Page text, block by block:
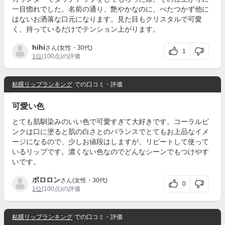
一目惚れでした。名前の通り、艶やかなのに、べたつかず他に
はないお洒落な口元になります。見た目もクリスタルで可愛
く、持っているだけでテンション上がります。
hihiさん(女性・30代)
1位(100点)の評価
1
粘膜リップランキング での口コミ・評価
可愛い色
とても肌馴染みのいい色で可愛すぎて大好きです。コーラルピ
ンクは口に塗ると肌の白さとのバランスでとてもお上品なイメ
ージになるので、少しお値段はしますが、リピートして使って
いるリップです。濃くない色なのでどんなシーンでもつけやす
いです。
ポロロンさん(女性・30代)
1位(100点)の評価
0
粘膜リップランキング での口コミ・評価